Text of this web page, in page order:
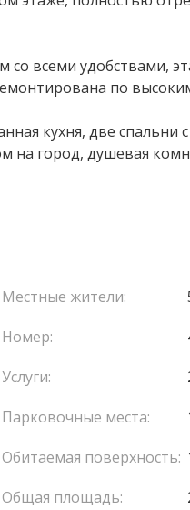
всеми удобствами,
по
кухня, две спальни
на город, душевая
Местные жители:
Номер:
Услуги:
Парковочные места:
Обитаемая поверхность:
Общая площадь: